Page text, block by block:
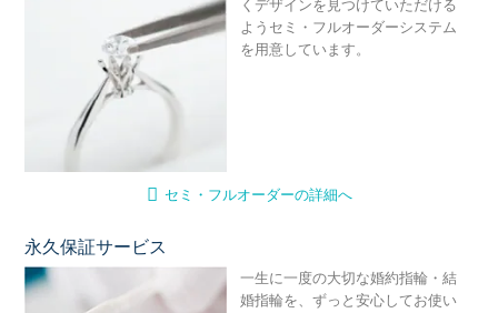
くデザインを見つけていただける
ようセミ・フルオーダーシステム
を用意しています。
セミ・フルオーダーの詳細へ
永久保証サービス
一生に一度の大切な婚約指輪・結
婚指輪を、ずっと安心してお使い